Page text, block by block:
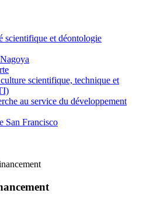
scientifique et déontologie
scientifique, technique et
au service du développement
San Francisco